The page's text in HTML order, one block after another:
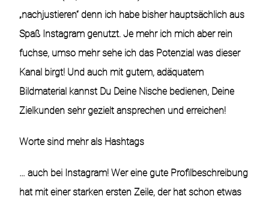
„nachjustieren“ denn ich habe bisher hauptsächlich aus
Spaß Instagram genutzt. Je mehr ich mich aber rein
fuchse, umso mehr sehe ich das Potenzial was dieser
Kanal birgt! Und auch mit gutem, adäquatem
Bildmaterial kannst Du Deine Nische bedienen, Deine
Zielkunden sehr gezielt ansprechen und erreichen!
Worte sind mehr als Hashtags
… auch bei Instagram! Wer eine gute Profilbeschreibung
hat mit einer starken ersten Zeile, der hat schon etwas